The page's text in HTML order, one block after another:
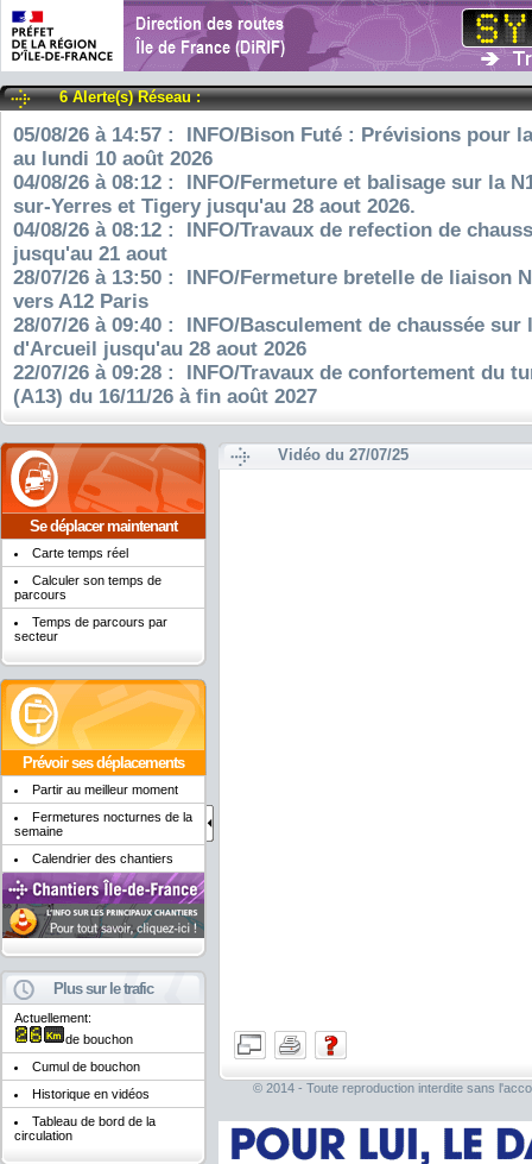
6 Alerte(s) Réseau :
05/08/26 à 14:57 : INFO/Bison Futé : Prévisions pour
au lundi 10 août 2026
04/08/26 à 08:12 : INFO/Fermeture et balisage sur la
sur-Yerres et Tigery jusqu'au 28 aout 2026.
04/08/26 à 08:12 : INFO/Travaux de refection de
jusqu'au 21 aout
28/07/26 à 13:50 : INFO/Fermeture bretelle de liaison
vers A12 Paris
28/07/26 à 09:40 : INFO/Basculement de chaussée sur
d'Arcueil jusqu'au 28 aout 2026
22/07/26 à 09:28 : INFO/Travaux de confortement du
(A13) du 16/11/26 à fin août 2027
Se déplacer maintenant
Carte temps réel
Calculer son temps de
parcours
Temps de parcours par
secteur
Prévoir ses déplacements
Partir au meilleur moment
Fermetures nocturnes de la
semaine
Calendrier des chantiers
Plus sur le trafic
Actuellement:
de bouchon
Cumul de bouchon
Historique en vidéos
Tableau de bord de la
circulation
Vidéo du 27/07/25
© 2014 - Toute reproduction interdite sans